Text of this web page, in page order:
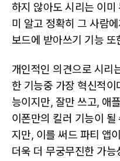
하지 않아도 시리는 이미
미 알고 정확히 그 사람
보드에 받아쓰기 기능 또
개인적인 의견으로 시리
한 기능중 가장 혁신적이
능이지만, 잘만 쓰고, 애
이폰만의 킬러 기능이
지만, 이를 써드 파티 앱
더욱 더 무궁무진한 가능